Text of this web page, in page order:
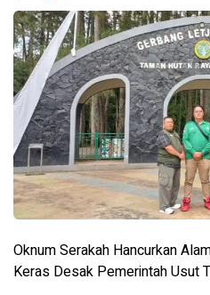
Oknum Serakah Hancurkan
Keras Desak Pemerintah Usut